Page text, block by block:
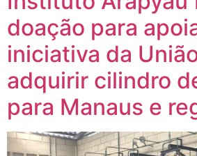
doação para
iniciativa da
adquirir cilindro
para Manaus e